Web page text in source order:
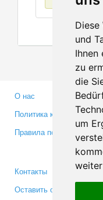
und
Ihnen
zu
die
um
О нас
Политика
Правила пользования
Контакты
Оставить отзыв